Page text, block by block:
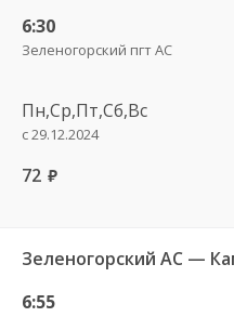
6:30
Зеленогорский пгт АС
Пн,Ср,Пт,Сб,Вс
с 29.12.2024
72 руб.
Зеленогорский АС —
6:55